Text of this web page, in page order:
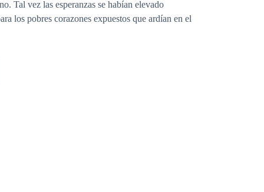
Tal vez las esperanzas se habían elevado
los pobres corazones expuestos que ardían en el
engañar por el significado que nos han enseñado